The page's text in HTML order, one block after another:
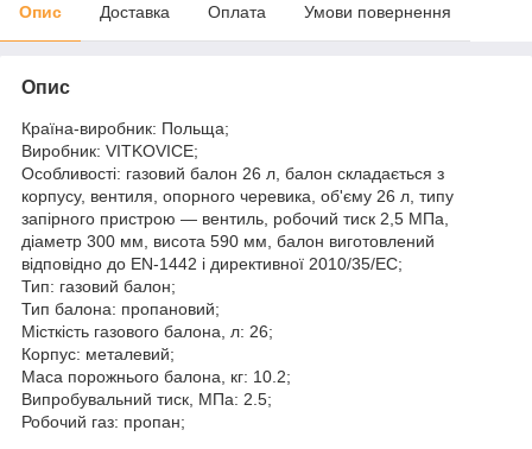
Опис Доставка Оплата Умови повернення
Опис
Країна-виробник: Польща;
Виробник: VITKOVICE;
Особливості: газовий балон 26 л, балон складається з
корпусу, вентиля, опорного черевика, об'єму 26 л, типу
запірного пристрою — вентиль, робочий тиск 2,5 МПа,
діаметр 300 мм, висота 590 мм, балон виготовлений
відповідно до EN-1442 і директивної 2010/35/ЕС;
Тип: газовий балон;
Тип балона: пропановий;
Місткість газового балона, л: 26;
Корпус: металевий;
Маса порожнього балона, кг: 10.2;
Випробувальний тиск, МПа: 2.5;
Робочий газ: пропан;